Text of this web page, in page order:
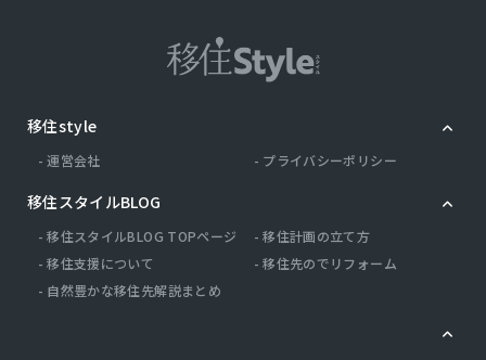
移住style
運営会社 プライバシーポリシー
移住スタイルBLOG
移住スタイルBLOG TOPページ
移住計画の立て方
移住支援について
移住先のでリフォーム
自然豊かな移住先解説まとめ